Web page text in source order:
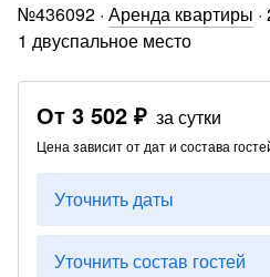
№436092 · Аренда квартиры ·
1 двуспальное место
От 3 502 ₽ за сутки
Цена зависит от дат и состава
Уточнить даты
Уточнить состав гостей